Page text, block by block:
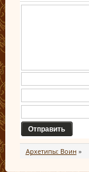
Архетипы: Воин »